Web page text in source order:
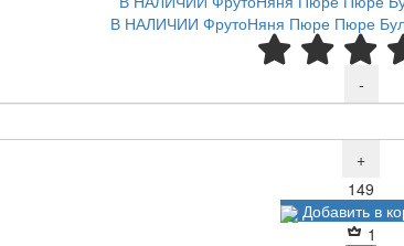
В НАЛИЧИИ ФрутоНяня Пюре Пюре
-
+
149
Добавить в
1